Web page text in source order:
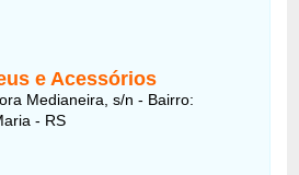
e Acessórios
Medianeira, s/n - Bairro:
- RS